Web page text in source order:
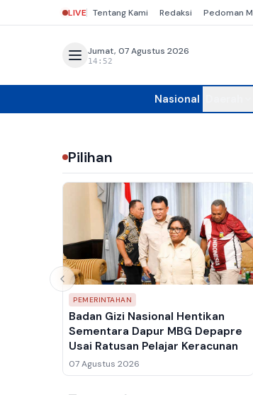
LIVE Tentang Kami Redaksi Pedoman
Jumat, 07 Agustus 2026
14:52
Nasional
Pilihan
PEMERINTAHAN
Badan Gizi Nasional Hentikan
Sementara Dapur MBG Depapre
Usai Ratusan Pelajar Keracunan
07 Agustus 2026